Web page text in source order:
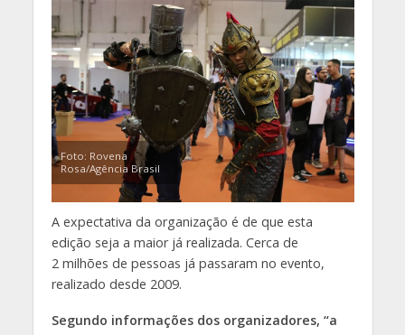
Foto: Rovena
Rosa/Agência Brasil
A expectativa da organização é de que esta
edição seja a maior já realizada. Cerca de
2 milhões de pessoas já passaram no evento,
realizado desde 2009.
Segundo informações dos organizadores, “a